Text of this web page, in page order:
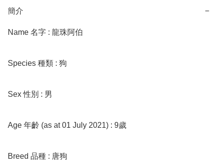
簡介 −
Name 名字 : 龍珠阿伯
Species 種類 : 狗
Sex 性別 : 男
Age 年齡 (as at 01 July 2021) : 9歲
Breed 品種 : 唐狗